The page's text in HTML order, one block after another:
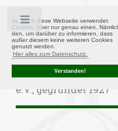
Ja, auch diese Webseite verwendet
Cookies. Aber nur genau einen.
den, um darüber zu informieren, dass
außer diesem keine weiteren Cookies
genutzt werden.
Hier alles zum Datenschutz.
Verstanden!
Kompanie
Sebastianus-
e.V., gegründet 1927
Toggle